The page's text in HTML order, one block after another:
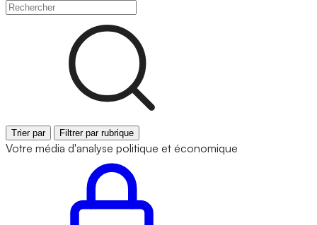
Trier par Filtrer par rubrique
Votre média d'analyse politique et économique